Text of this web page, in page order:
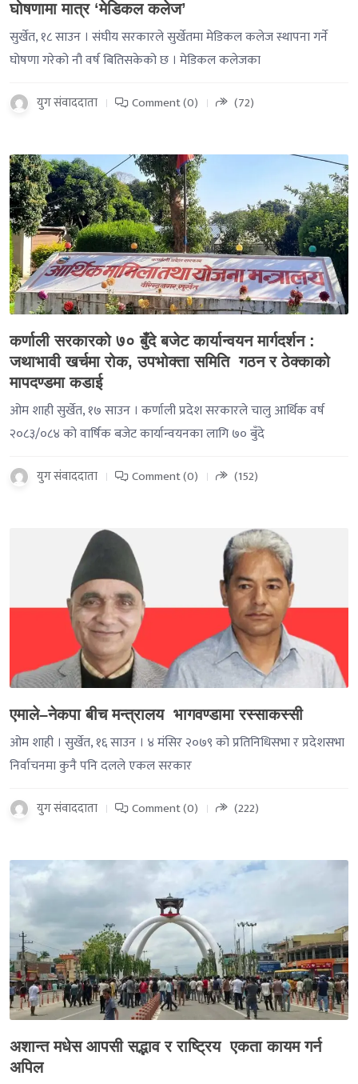
घोषणामा मात्र ‘मेडिकल कलेज’
सुर्खेत, १८ साउन । संघीय सरकारले सुर्खेतमा मेडिकल कलेज स्थापना गर्ने
घोषणा गरेको नौ वर्ष बितिसकेको छ । मेडिकल कलेजका
युग संवाददाता Comment (0) (72)
कर्णाली सरकारको ७० बुँदे बजेट कार्यान्वयन मार्गदर्शन :
जथाभावी खर्चमा रोक, उपभोक्ता समिति गठन र ठेक्काको
मापदण्डमा कडाई
ओम शाही सुर्खेत, १७ साउन । कर्णाली प्रदेश सरकारले चालु आर्थिक वर्ष
२०८३/०८४ को वार्षिक बजेट कार्यान्वयनका लागि ७० बुँदे
युग संवाददाता Comment (0) (152)
एमाले–नेकपा बीच मन्त्रालय भागवण्डामा रस्साकस्सी
ओम शाही । सुर्खेत, १६ साउन । ४ मंसिर २०७९ को प्रतिनिधिसभा र प्रदेशसभा
निर्वाचनमा कुनै पनि दलले एकल सरकार
युग संवाददाता Comment (0) (222)
अशान्त मधेस आपसी सद्भाव र राष्ट्रिय एकता कायम गर्न
अपिल